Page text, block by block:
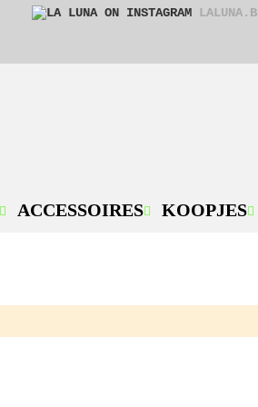
ACCESSOIRES KOOPJES